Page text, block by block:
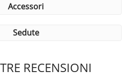
accessori
sedute
RECENSIONI